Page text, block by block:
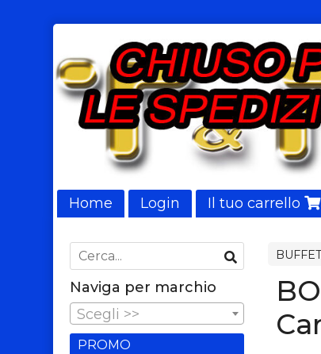
Home Login Il tuo carrello
Naviga per marchio
Scegli >>
PROMO